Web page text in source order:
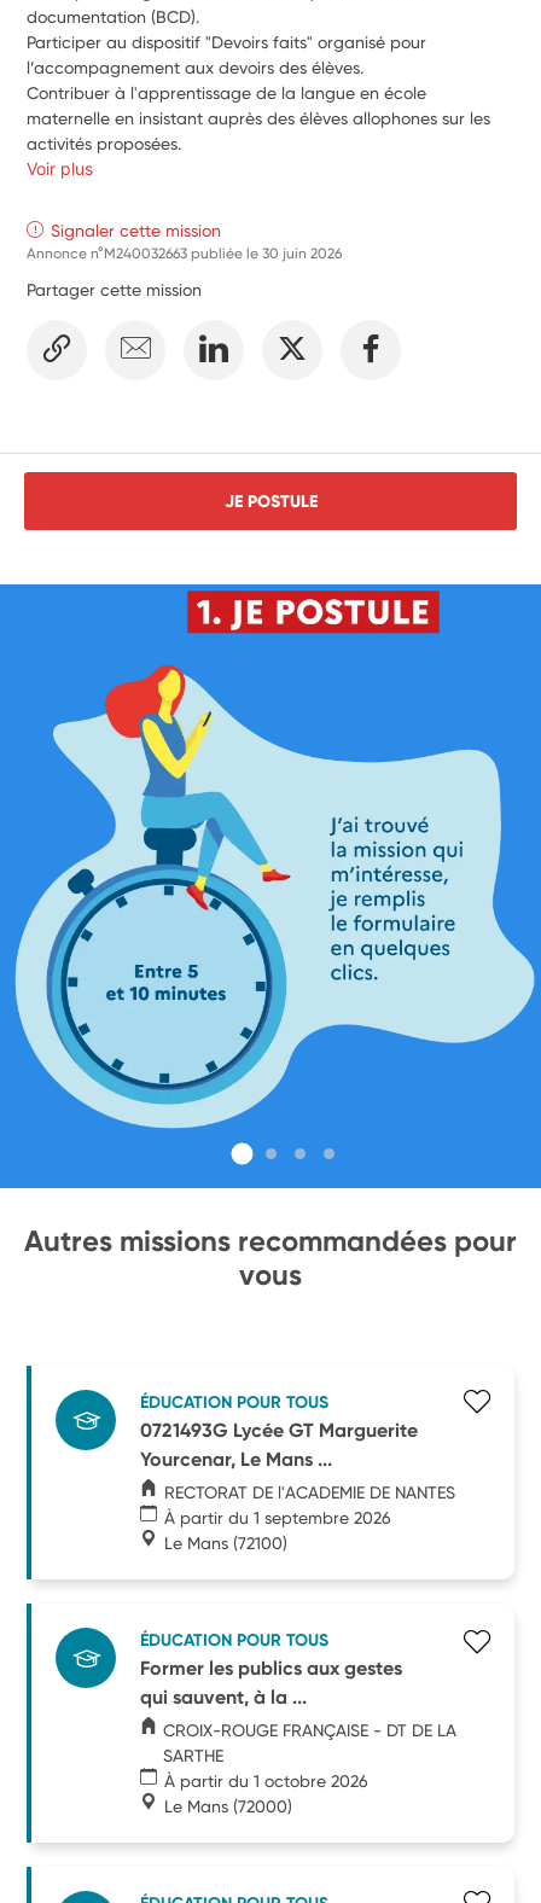
documentation (BCD).
Participer au dispositif "Devoirs faits" organisé pour
l’accompagnement aux devoirs des élèves.
Contribuer à l'apprentissage de la langue en école
maternelle en insistant auprès des élèves allophones sur les
activités proposées.
Voir plus
Signaler cette mission
Annonce n°M240032663 publiée le30 juin 2026
Partager cette mission
JE POSTULE
Autres missions recommandées pour
vous
ÉDUCATION POUR TOUS
0721493G Lycée GT Marguerite
Yourcenar, Le Mans ...
RECTORAT DE l'ACADEMIE DE NANTES
À partir du 1 septembre 2026
Le Mans (72100)
ÉDUCATION POUR TOUS
Former les publics aux gestes
qui sauvent, à la ...
CROIX-ROUGE FRANÇAISE - DT DE LA
SARTHE
À partir du 1 octobre 2026
Le Mans (72000)